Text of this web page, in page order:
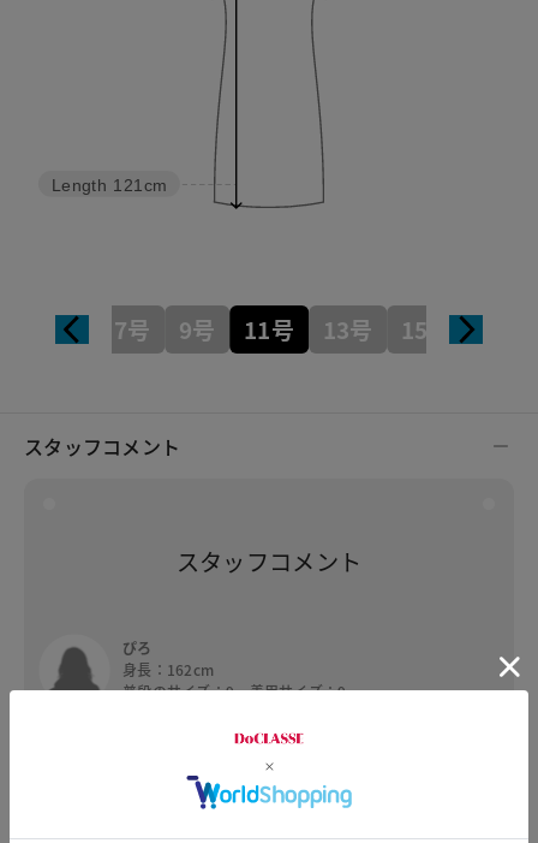
Length 121cm
7号 9号 11号 13号 15号
スタッフコメント
スタッフコメント
ぴろ
身長：162cm
普段のサイズ：9 着用サイズ：9
サラっとした生地でとても軽く洗濯機でも洗え